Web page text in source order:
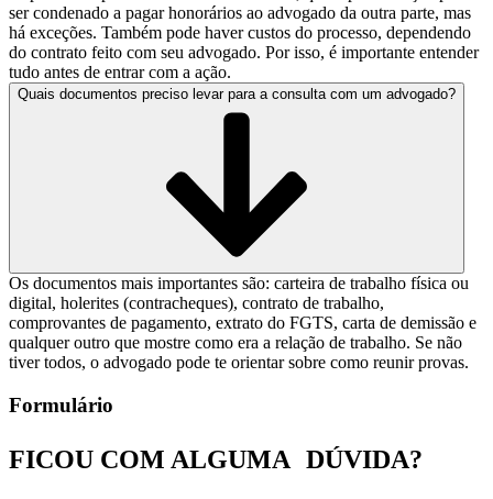
ser condenado a pagar honorários ao advogado da outra parte, mas
há exceções. Também pode haver custos do processo, dependendo
do contrato feito com seu advogado. Por isso, é importante entender
tudo antes de entrar com a ação.
Quais documentos preciso levar para a consulta com um advogado?
Os documentos mais importantes são: carteira de trabalho física ou
digital, holerites (contracheques), contrato de trabalho,
comprovantes de pagamento, extrato do FGTS, carta de demissão e
qualquer outro que mostre como era a relação de trabalho. Se não
tiver todos, o advogado pode te orientar sobre como reunir provas.
Formulário
FICOU COM ALGUMA DÚVIDA?